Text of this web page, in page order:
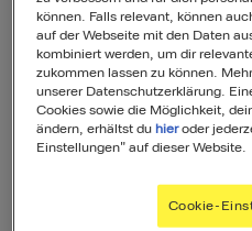
14
können. Falls relevant, können
auf der Webseite mit den Daten
kombiniert werden, um dir
zukommen lassen zu können.
unserer Datenschutzerklärung.
Cookies sowie die Möglichkeit,
ändern, erhältst duhieroder
Einstellungen" auf dieser Website.
Cookie-